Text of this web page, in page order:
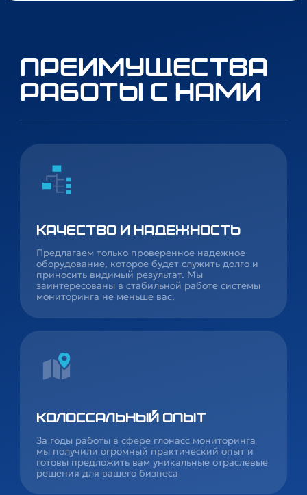
Преимущества
работы с нами
Качество и надежность
Предлагаем только проверенное надежное
оборудование, которое будет служить долго и
приносить видимый результат. Мы
заинтересованы в стабильной работе системы
мониторинга не меньше вас.
Колоссальный опыт
За годы работы в сфере глонасс мониторинга
мы получили огромный практический опыт и
готовы предложить вам уникальные отраслевые
решения для вашего бизнеса